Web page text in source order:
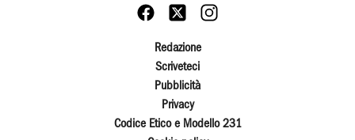
Redazione
Scriveteci
Pubblicità
Privacy
Codice Etico e Modello 231